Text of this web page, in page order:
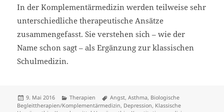
In der Komplementärmedizin werden teilweise sehr
unterschiedliche therapeutische Ansätze
zusammengefasst. Sie verstehen sich – wie der
Name schon sagt – als Ergänzung zur klassischen
Schulmedizin.
Veröffentlicht
am
9. Mai 2016 Kategorien
Therapien Schlagwörter
Angst, Asthma, Biologische
Begleittherapien/Komplementärmedizin, Depression, Klassische